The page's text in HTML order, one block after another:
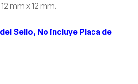
12 mm x 12 mm.
del Sello, No incluye Placa de